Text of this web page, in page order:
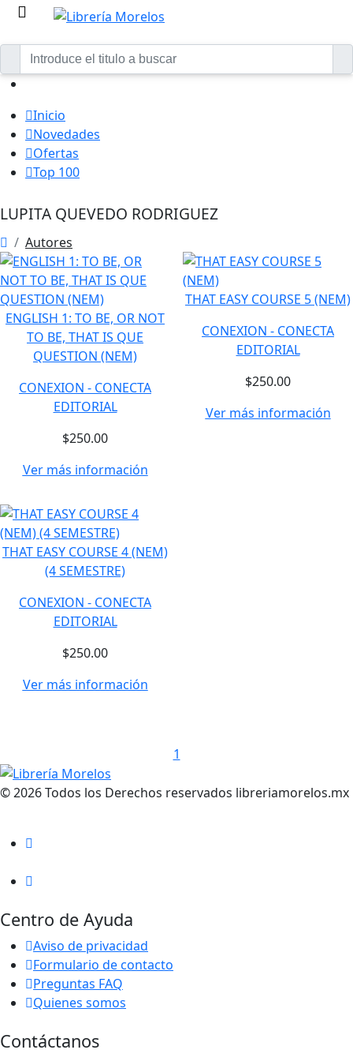
Inicio
Novedades
Ofertas
Top 100
LUPITA QUEVEDO RODRIGUEZ
Autores
ENGLISH 1: TO BE, OR NOT
TO BE, THAT IS QUE
QUESTION (NEM)
CONEXION - CONECTA
EDITORIAL
$250.00
Ver más información
THAT EASY COURSE 5 (NEM)
CONEXION - CONECTA
EDITORIAL
$250.00
Ver más información
THAT EASY COURSE 4 (NEM)
(4 SEMESTRE)
CONEXION - CONECTA
EDITORIAL
$250.00
Ver más información
1
© 2026 Todos los Derechos reservados libreriamorelos.mx
Centro de Ayuda
Aviso de privacidad
Formulario de contacto
Preguntas FAQ
Quienes somos
Contáctanos